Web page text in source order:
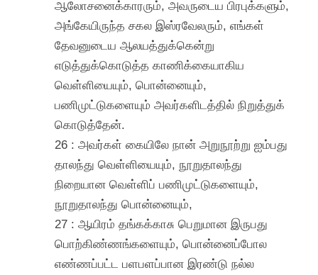
ஆலோசனைக்காரரும், அவருடைய பிரபுக்களும்,
அங்கேயிருந்த சகல இஸ்ரவேலரும், எங்கள்
தேவனுடைய ஆலயத்துக்கென்று
எடுத்துக்கொடுத்த காணிக்கையாகிய
வெள்ளியையும், பொன்னையும்,
பணிமுட்டுகளையும் அவர்களிடத்தில் நிறுத்துக்
கொடுத்தேன்.
26 : அவர்கள் கையிலே நான் அறுநூற்று ஐம்பது
தாலந்து வெள்ளியையும், நூறுதாலந்து
நிறையான வெள்ளிப் பணிமுட்டுகளையும்,
நூறுதாலந்து பொன்னையும்,
27 : ஆயிரம் தங்கக்காசு பெறுமான இருபது
பொற்கிண்ணங்களையும், பொன்னைப்போல
எண்ணப்பட்ட பளபளப்பான இரண்டு நல்ல